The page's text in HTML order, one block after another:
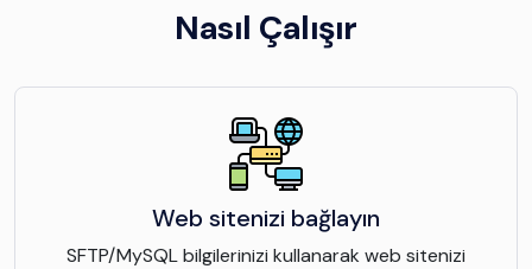
Nasıl Çalışır
Web sitenizi bağlayın
SFTP/MySQL bilgilerinizi kullanarak web sitenizi